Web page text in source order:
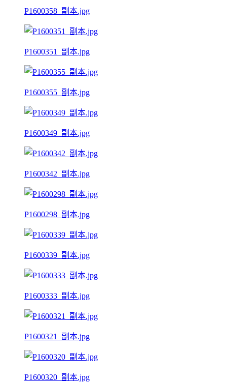
P1600358_副本.jpg
P1600351_副本.jpg
P1600355_副本.jpg
P1600349_副本.jpg
P1600342_副本.jpg
P1600298_副本.jpg
P1600339_副本.jpg
P1600333_副本.jpg
P1600321_副本.jpg
P1600320_副本.jpg